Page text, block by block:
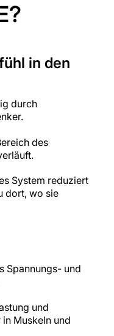
in den
durch
des
System reduziert
dort, wo sie
Spannungs- und
und
Muskeln und